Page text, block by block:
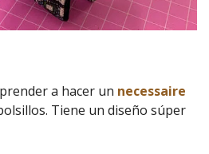
a hacer un necessaire
Tiene un diseño súper